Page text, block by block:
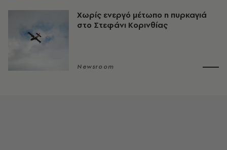
Χωρίς ενεργό μέτωπο η πυρκαγιά
στο Στεφάνι Κορινθίας
Newsroom